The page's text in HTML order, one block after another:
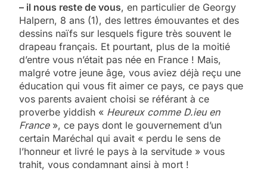
– il nous reste de vous, en particulier de Georgy
Halpern, 8 ans (1), des lettres émouvantes et des
dessins naïfs sur lesquels figure très souvent le
drapeau français. Et pourtant, plus de la moitié
d’entre vous n’était pas née en France ! Mais,
malgré votre jeune âge, vous aviez déjà reçu une
éducation qui vous fit aimer ce pays, ce pays que
vos parents avaient choisi se référant à ce
proverbe yiddish « Heureux comme D.ieu en
France », ce pays dont le gouvernement d’un
certain Maréchal qui avait « perdu le sens de
l’honneur et livré le pays à la servitude » vous
trahit, vous condamnant ainsi à mort !